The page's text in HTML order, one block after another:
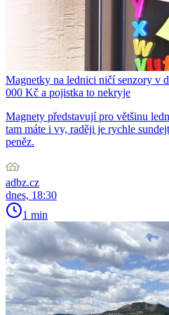
Magnetky na lednici ničí senzory v
000 Kč a pojistka to nekryje
Magnety představují pro většinu
tam máte i vy, raději je rychle
peněz.
adbz.cz
dnes, 18:30
1 min